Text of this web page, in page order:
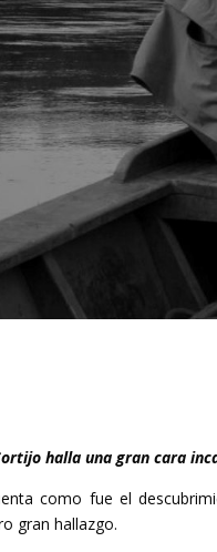
halla una gran cara
como fue el
gran hallazgo.